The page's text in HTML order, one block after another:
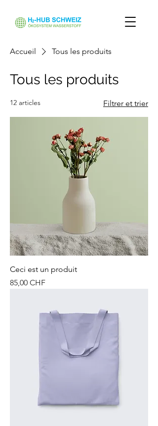
Accueil Tous les produits
Tous les produits
12 articles Filtrer et trier
Ceci est un produit
Prix
85,00 CHF